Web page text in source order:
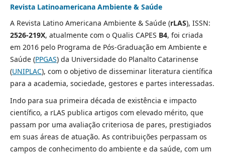
Revista Latinoamericana Ambiente & Saúde
A Revista Latino Americana Ambiente & Saúde (rLAS), ISSN:
2526-219X, atualmente com o Qualis CAPES B4, foi criada
em 2016 pelo Programa de Pós-Graduação em Ambiente e
Saúde (PPGAS) da Universidade do Planalto Catarinense
(UNIPLAC), com o objetivo de disseminar literatura científica
para a academia, sociedade, gestores e partes interessadas.
Indo para sua primeira década de existência e impacto
científico, a rLAS publica artigos com elevado mérito, que
passam por uma avaliação criteriosa de pares, prestigiados
em suas áreas de atuação. As contribuições perpassam os
campos de conhecimento do ambiente e da saúde, com um